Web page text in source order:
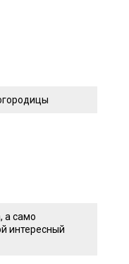
а само
интересный